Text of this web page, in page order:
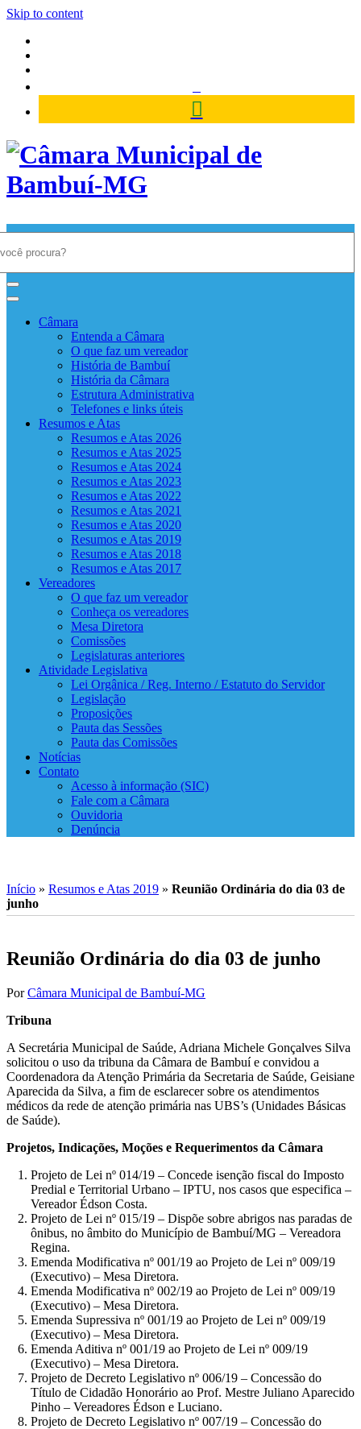
Skip to content
Câmara Municipal de Bambuí-
MG
Câmara
Entenda a Câmara
O que faz um vereador
História de Bambuí
História da Câmara
Estrutura Administrativa
Telefones e links úteis
Resumos e Atas
Resumos e Atas 2026
Resumos e Atas 2025
Resumos e Atas 2024
Resumos e Atas 2023
Resumos e Atas 2022
Resumos e Atas 2021
Resumos e Atas 2020
Resumos e Atas 2019
Resumos e Atas 2018
Resumos e Atas 2017
Vereadores
O que faz um vereador
Conheça os vereadores
Mesa Diretora
Comissões
Legislaturas anteriores
Atividade Legislativa
Lei Orgânica / Reg. Interno / Estatuto do Servidor
Legislação
Proposições
Pauta das Sessões
Pauta das Comissões
Notícias
Contato
Acesso à informação (SIC)
Fale com a Câmara
Ouvidoria
Denúncia
Início » Resumos e Atas 2019 » Reunião Ordinária do dia 03 de
junho
Reunião Ordinária do dia 03 de junho
PorCâmara Municipal de Bambuí-MG
Tribuna
A Secretária Municipal de Saúde, Adriana Michele Gonçalves Silva
solicitou o uso da tribuna da Câmara de Bambuí e convidou a
Coordenadora da Atenção Primária da Secretaria de Saúde, Geisiane
Aparecida da Silva, a fim de esclarecer sobre os atendimentos
médicos da rede de atenção primária nas UBS’s (Unidades Básicas
de Saúde).
Projetos, Indicações, Moções e Requerimentos da Câmara
Projeto de Lei nº 014/19 – Concede isenção fiscal do Imposto
Predial e Territorial Urbano – IPTU, nos casos que especifica –
Vereador Édson Costa.
Projeto de Lei nº 015/19 – Dispõe sobre abrigos nas paradas de
ônibus, no âmbito do Município de Bambuí/MG – Vereadora
Regina.
Emenda Modificativa nº 001/19 ao Projeto de Lei nº 009/19
(Executivo) – Mesa Diretora.
Emenda Modificativa nº 002/19 ao Projeto de Lei nº 009/19
(Executivo) – Mesa Diretora.
Emenda Supressiva nº 001/19 ao Projeto de Lei nº 009/19
(Executivo) – Mesa Diretora.
Emenda Aditiva nº 001/19 ao Projeto de Lei nº 009/19
(Executivo) – Mesa Diretora.
Projeto de Decreto Legislativo nº 006/19 – Concessão do
Título de Cidadão Honorário ao Prof. Mestre Juliano Aparecido
Pinho – Vereadores Édson e Luciano.
Projeto de Decreto Legislativo nº 007/19 – Concessão do